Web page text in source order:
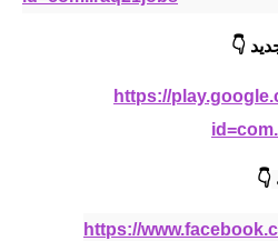
👇
https://
👇
https://